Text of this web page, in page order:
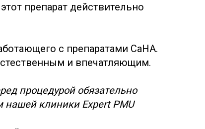
препарат действительно
с препаратами CaHA.
и впечатляющим.
процедурой обязательно
нашей клиники Expert PMU